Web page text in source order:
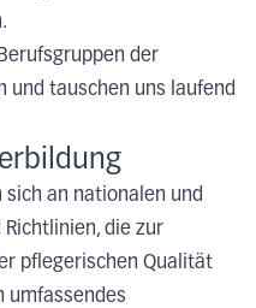
der
und tauschen uns laufend
an nationalen und
die zur
pflegerischen Qualität
umfassendes